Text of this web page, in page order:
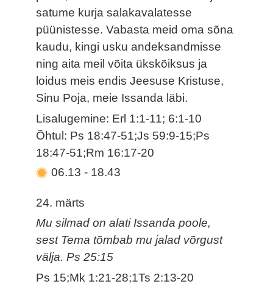
satume kurja salakavalatesse
püünistesse. Vabasta meid oma sõna
kaudu, kingi usku andeksandmisse
ning aita meil võita ükskõiksus ja
loidus meis endis Jeesuse Kristuse,
Sinu Poja, meie Issanda läbi.
Lisalugemine: Erl 1:1-11; 6:1-10
Õhtul: Ps 18:47-51;Js 59:9-15;Ps
18:47-51;Rm 16:17-20
06.13- 18.43
24. märts
Mu silmad on alati Issanda poole,
sest Tema tõmbab mu jalad võrgust
välja. Ps 25:15
Ps 15;Mk 1:21-28;1Ts 2:13-20